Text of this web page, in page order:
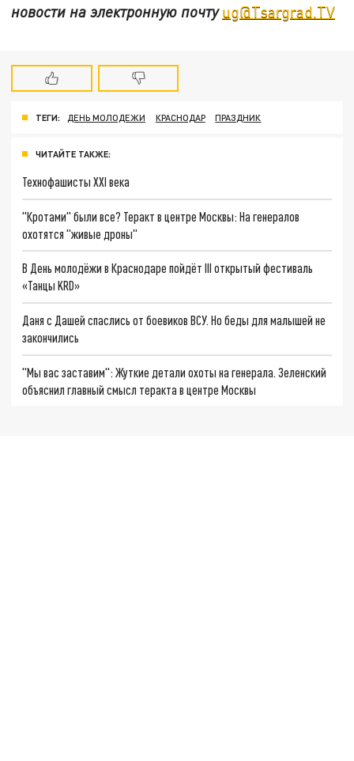
новости на электронную почтуug@Tsargrad.TV
ТЕГИ: ДЕНЬ МОЛОДЕЖИ КРАСНОДАР ПРАЗДНИК
ЧИТАЙТЕ ТАКЖЕ:
Технофашисты XXI века
"Кротами" были все? Теракт в центре Москвы: На генералов
охотятся "живые дроны"
В День молодёжи в Краснодаре пойдёт III открытый фестиваль
«Танцы KRD»
Даня с Дашей спаслись от боевиков ВСУ. Но беды для малышей не
закончились
"Мы вас заставим": Жуткие детали охоты на генерала. Зеленский
объяснил главный смысл теракта в центре Москвы